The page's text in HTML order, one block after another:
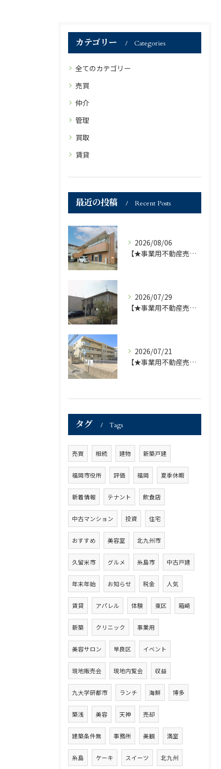
カテゴリー Categories
全てのカテゴリー
売買
仲介
管理
買取
賃貸
最近の投稿 Recent Posts
2026/08/06
【★事業用不動産売買仲介専門部署より★】福岡市の不動産｜株式会社ランドマーク●1棟収益物件・価格が下がりました！！●
2026/07/29
【★事業用不動産売買仲介専門部署より★】福岡市の不動産｜株式会社ランドマーク ●収益物件 「D-roomアネシス」価格改定のお知らせ●
2026/07/21
【★事業用不動産売買仲介専門部署より★】福岡市の不動産｜株式会社ランドマーク ●収益物件「D-room笹丘」●
タグ Tags
売買 相続 建物 新築戸建
福岡市役所 評価 福岡 夏季休暇
新着情報 テナント 飲食店
中古マンション 投資 住宅
おすすめ 美容室 北九州市
久留米市 グルメ 糸島市 中古戸建
年末年始 お知らせ 税金 人気
賃貸 アパレル 体験 東区 箱崎
新築 クリニック 事業用
美容サロン 早良区 イベント
現地販売会 現地内覧会 収益
九大学研都市 ランチ 海鮮 博多
築浅 美容 天神 売却
建築条件無 事務所 美観 満室
糸島 ケーキ スイーツ 北九州